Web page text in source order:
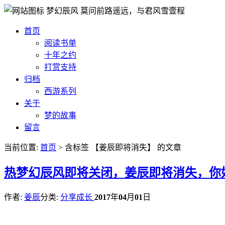
梦幻辰风 莫问前路遥远，与君风雪壹程
首页
阅读书单
十年之约
打赏支持
归档
西游系列
关于
梦的故事
留言
当前位置: 首页 > 含标签 【姜辰即将消失】 的文章
热梦幻辰风即将关闭，姜辰即将消失，你
作者: 姜辰分类: 分享成长 2017年04月 01 日